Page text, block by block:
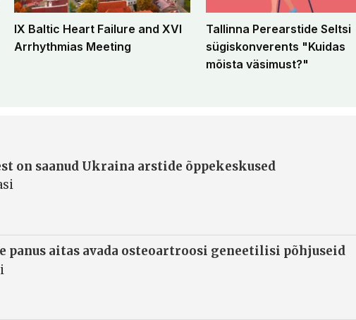
IX Baltic Heart Failure and XVI
Arrhythmias Meeting
Tallinna Perearstide Seltsi
sügiskonverents "Kuidas
mõista väsimust?"
on saanud Ukraina arstide õppekeskused
panus aitas avada osteoartroosi geneetilisi põhjuseid